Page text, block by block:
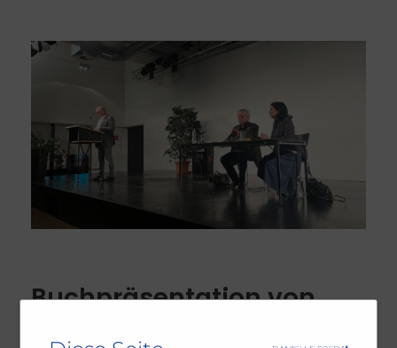
Buchpräsentation von
Karl-Markus Gauß: Ein